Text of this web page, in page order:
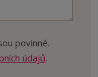
povinné.
údajů.